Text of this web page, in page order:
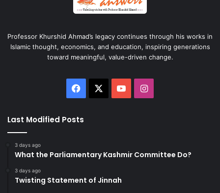
Professor Khurshid Ahmad’s legacy continues through his works in
Islamic thought, economics, and education, inspiring generations
toward meaningful, value-driven change.
Facebook YouTubeInstagram
Last Modified Posts
3 days ago
What the Parliamentary Kashmir Committee Do?
3 days ago
Twisting Statement of Jinnah